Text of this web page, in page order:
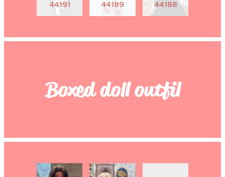
44191
44189
44188
Boxed doll outfil